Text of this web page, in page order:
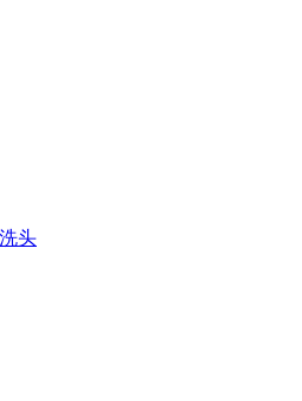
头
时候发现的，但是再往后就没有什
国的化学家亨特才将钛从氧化物中
法（又称亨特法）一次分离出了纯
坚固的金属
地球上任何金属都比不上的，它虽
钢还要轻45%。这一性质的发现
火箭、导弹等的首选材料。另外，
建材上可以看出，钛和钛合金尤
飞机瞬间提升好几倍的性能。
年代和50年代才全面展开的，一个
后才是20世纪60年代的商用飞